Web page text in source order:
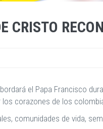
CRISTO
el Papa Francisco
corazones de los
comunidades de vida,